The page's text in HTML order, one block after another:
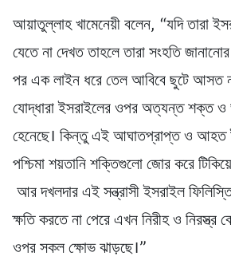
আয়াতুল্লাহ খামেনেয়ী বলেন, “যদি তারা
যেতে না দেখত তাহলে তারা সংহতি
পর এক লাইন ধরে তেল আবিবে ছুটে আসত
যোদ্ধারা ইসরাইলের ওপর অত্যন্ত শক্ত ও
হেনেছে। কিন্তু এই আঘাতপ্রাপ্ত ও আহত
পশ্চিমা শয়তানি শক্তিগুলো জোর করে টিকিয়ে
আর দখলদার এই সন্ত্রাসী ইসরাইল
ক্ষতি করতে না পেরে এখন নিরীহ ও নিরস্ত্র
ওপর সকল ক্ষোভ ঝাড়ছে।”